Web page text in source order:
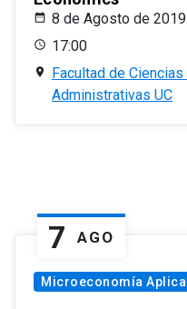
8 de Agosto de 2019
17:00
Facultad de
Administrativas UC
7 AGO
Microeconomía